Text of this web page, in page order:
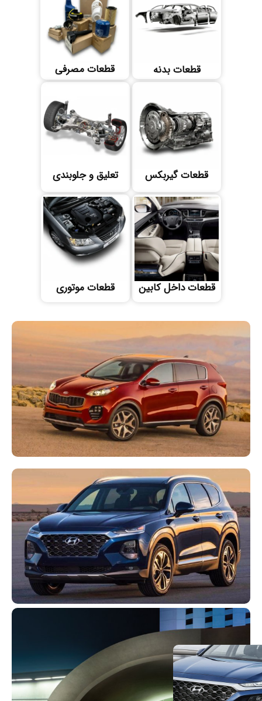
قطعات بدنه قطعات مصرفی
قطعات گیربکس تعلیق و جلوبندی
قطعات داخل کابین قطعات موتوری